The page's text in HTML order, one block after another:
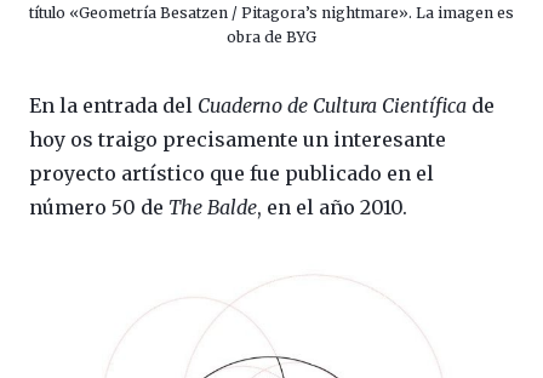
título «Geometría Besatzen / Pitagora’s nightmare». La imagen es
obra de BYG
En la entrada del Cuaderno de Cultura Científica de
hoy os traigo precisamente un interesante
proyecto artístico que fue publicado en el
número 50 de The Balde, en el año 2010.